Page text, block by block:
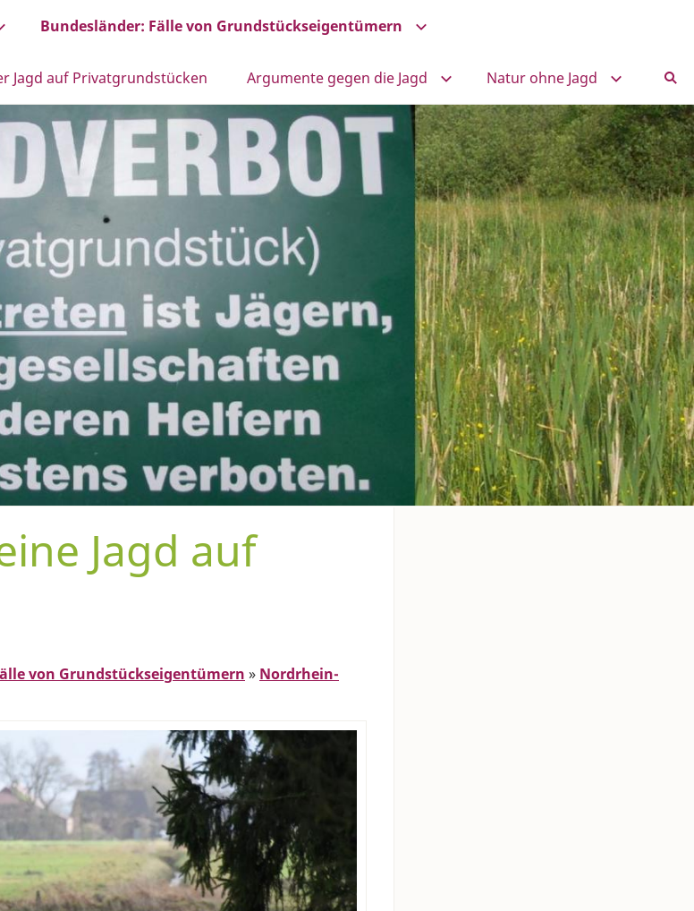
Bundesländer: Fälle von Grundstückseigentümern
Jagd auf Privatgrundstücken Argumente gegen die Jagd Natur ohne Jagd
Jagd auf
von Grundstückseigentümern » Nordrhein-